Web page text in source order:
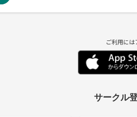
の定番曲から、ミュージカル曲や有名な
ご利用に
サークル